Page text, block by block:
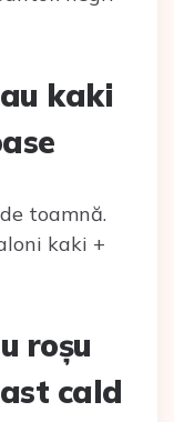
kaki
toamnă.
kaki +
roșu
cald